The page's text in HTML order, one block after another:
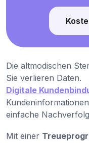
Die altmodischen
Sie verlieren Daten.
Digitale
einfache
Mit einer